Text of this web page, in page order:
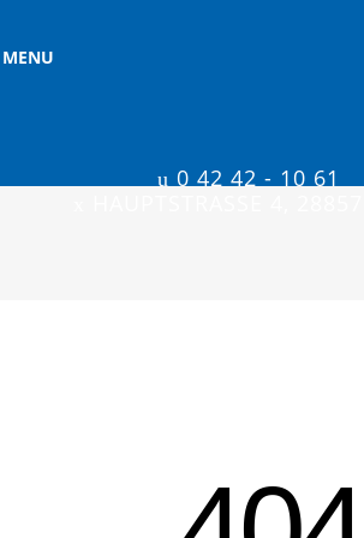
0 42 42 - 10 61
MENU